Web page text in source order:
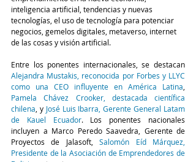
inteligencia artificial, tendencias y nuevas
tecnologías, el uso de tecnología para potenciar
negocios, gemelos digitales, metaverso, internet
de las cosas y visión artificial.
Alejandra Mustakis, reconocida por Forbes y LLYC
como una CEO influyente en América Latina
Pamela Chávez Crooker, destacada científica
chilena , y José Luis Ibarra, Gerente General Latam
de Kauel Ecuador. Los ponentes nacionales
incluyen a Marco Peredo Saavedra, Gerente de
Proyectos de Jalasoft, Salomón Eíd Márquez,
Presidente de la Asociación de Emprendedores de